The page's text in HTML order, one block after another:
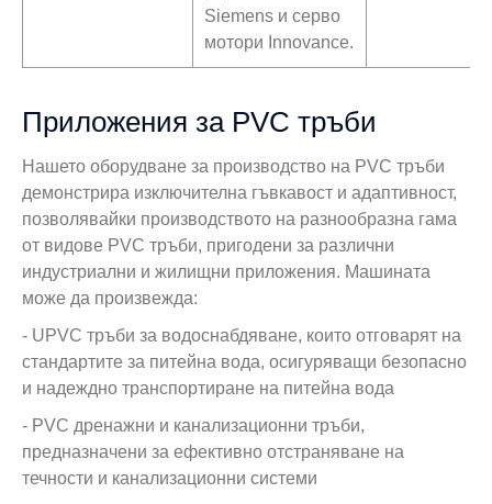
Siemens и серво
мотори Innovance.
Приложения за PVC тръби
Нашето оборудване за производство на PVC тръби
демонстрира изключителна гъвкавост и адаптивност,
позволявайки производството на разнообразна гама
от видове PVC тръби, пригодени за различни
индустриални и жилищни приложения. Машината
може да произвежда:
- UPVC тръби за водоснабдяване, които отговарят на
стандартите за питейна вода, осигуряващи безопасно
и надеждно транспортиране на питейна вода
- PVC дренажни и канализационни тръби,
предназначени за ефективно отстраняване на
течности и канализационни системи